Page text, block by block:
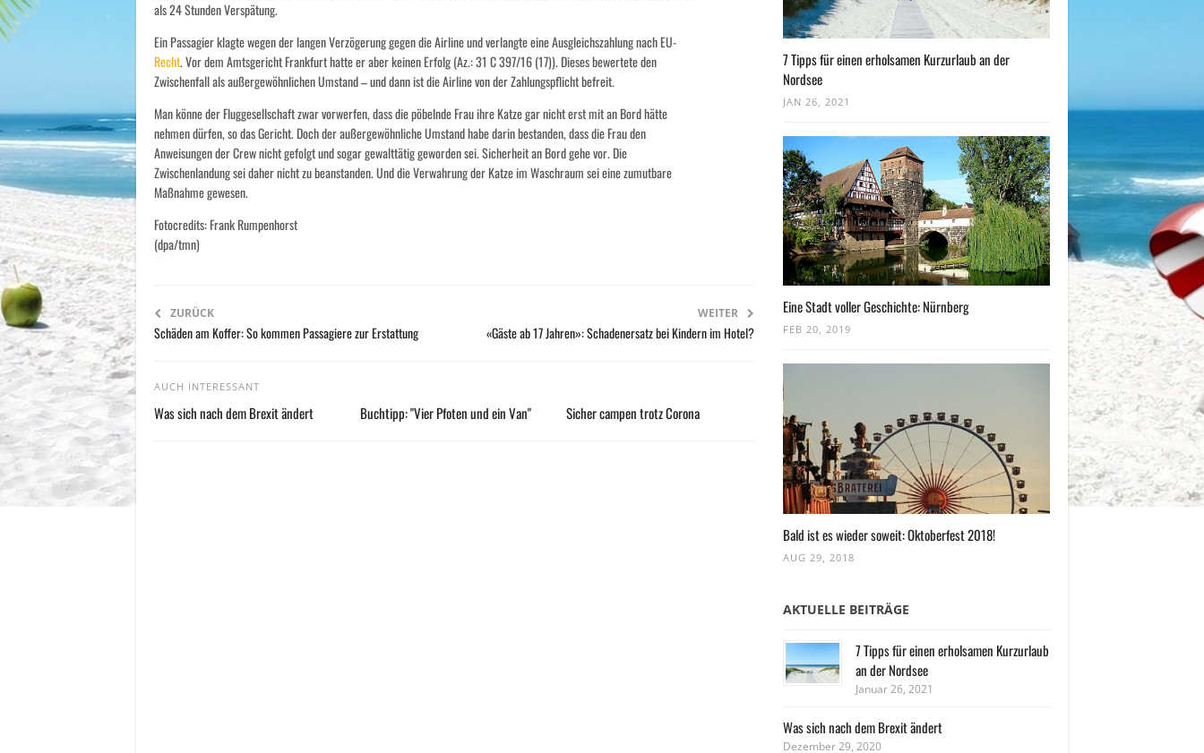
als 24 Stunden Verspätung.
Ein Passagier klagte wegen der langen Verzögerung gegen die Airline und verlangte eine Ausgleichszahlung nach EU-
Recht. Vor dem Amtsgericht Frankfurt hatte er aber keinen Erfolg (Az.: 31 C 397/16 (17)). Dieses bewertete den
Zwischenfall als außergewöhnlichen Umstand – und dann ist die Airline von der Zahlungspflicht befreit.
Man könne der Fluggesellschaft zwar vorwerfen, dass die pöbelnde Frau ihre Katze gar nicht erst mit an Bord hätte
nehmen dürfen, so das Gericht. Doch der außergewöhnliche Umstand habe darin bestanden, dass die Frau den
Anweisungen der Crew nicht gefolgt und sogar gewalttätig geworden sei. Sicherheit an Bord gehe vor. Die
Zwischenlandung sei daher nicht zu beanstanden. Und die Verwahrung der Katze im Waschraum sei eine zumutbare
Maßnahme gewesen.
Fotocredits: Frank Rumpenhorst
(dpa/tmn)
ZURÜCK
Schäden am Koffer: So kommen Passagiere zur Erstattung
WEITER
«Gäste ab 17 Jahren»: Schadenersatz bei Kindern im Hotel?
AUCH INTERESSANT
Was sich nach dem Brexit ändert Buchtipp: "Vier Pfoten und ein Van" Sicher campen trotz Corona
7 Tipps für einen erholsamen Kurzurlaub an der
Nordsee
JAN 26, 2021
Eine Stadt voller Geschichte: Nürnberg
FEB 20, 2019
Bald ist es wieder soweit: Oktoberfest 2018!
AUG 29, 2018
AKTUELLE BEITRÄGE
7 Tipps für einen erholsamen Kurzurlaub
an der Nordsee
Januar 26, 2021
Was sich nach dem Brexit ändert
Dezember 29, 2020